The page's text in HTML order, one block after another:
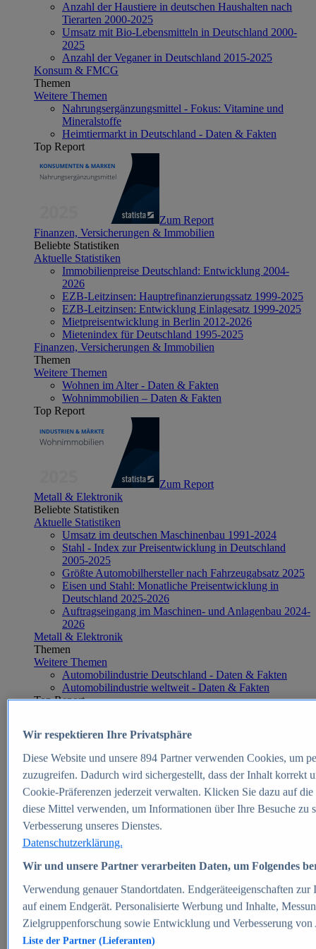
Anzahl der Haustiere in deutschen Haushalten nach
Tierarten 2000-2025
Umsatz mit Bio-Lebensmitteln in Deutschland 2000-
2025
Anzahl der Veganer in Deutschland 2015-2025
Konsum & FMCG
Themen
Weitere Themen
Nahrungsergänzungsmittel - Fokus: Vitamine und
Mineralstoffe
Heimtiermarkt in Deutschland - Daten & Fakten
Top Report
Zum Report
Finanzen, Versicherungen & Immobilien
Beliebte Statistiken
Aktuelle Statistiken
Immobilienpreise Deutschland: Entwicklung 2004-
2026
EZB-Leitzinsen: Hauptrefinanzierungssatz 1999-2025
EZB-Leitzinsen: Entwicklung Einlagesatz 1999-2025
Mietpreisentwicklung in Berlin 2012-2026
Mietenindex für Deutschland 1995-2025
Finanzen, Versicherungen & Immobilien
Themen
Weitere Themen
Wohnen im Alter - Daten & Fakten
Wohnimmobilien – Daten & Fakten
Top Report
Zum Report
Metall & Elektronik
Beliebte Statistiken
Aktuelle Statistiken
Umsatz im deutschen Maschinenbau 1991-2024
Stahl - Index zur Preisentwicklung in Deutschland
2005-2025
Größte Automobilhersteller nach Fahrzeugabsatz 2025
Eisen und Stahl: Monatliche Preisentwicklung in
Deutschland 2025-2026
Auftragseingang im Maschinen- und Anlagenbau 2024-
2026
Metall & Elektronik
Themen
Weitere Themen
Automobilindustrie Deutschland - Daten & Fakten
Automobilindustrie weltweit - Daten & Fakten
Top Report
Zum Report
E-commerce
Beliebte Statistiken
Aktuelle Statistiken
E-Commerce - Entwicklung des Umsatzes in
Deutschland 1999-2025
Umsatz von Amazon in Deutschland und weltweit
2010-2025
B2C-E-Commerce: Top-50 Online Shops in
Deutschland 2024
Marktanteile von Online-Zahlungsverfahren in
Deutschland 2024
Umsatzstarke Warengruppen im Online-Handel in
Deutschland 2023-2025
Wir respektieren Ihre Privatsphäre
Diese Website und unsere 894Partner verwenden Cookies, um
zuzugreifen. Dadurch wird sichergestellt, dass der Inhalt korrekt
Cookie-Präferenzen jederzeit verwalten. Klicken Sie dazu auf
diese Mittel verwenden, um Informationen über Ihre Besuche
Verbesserung unseres Dienstes.
Datenschutzerklärung.
Wir und unsere Partner verarbeiten Daten, um Folgendes
Verwendung genauer Standortdaten. Endgeräteeigenschaften
auf einem Endgerät. Personalisierte Werbung und Inhalte,
Zielgruppenforschung sowie Entwicklung und Verbesserung von
Liste der Partner (Lieferanten)